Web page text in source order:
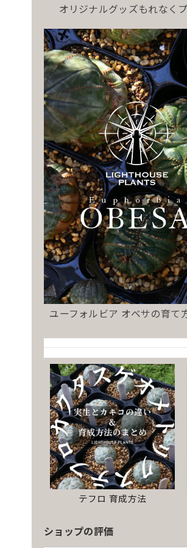
オリジナルグッズもれなく
ユーフォルビア オベサの育て
テフロ 育成方法
ショップの評価